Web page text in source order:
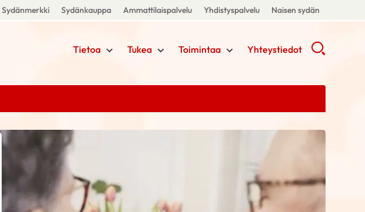
Sydänmerkki Sydänkauppa Ammattilaispalvelu Yhdistyspalvelu Naisen sydän
Tietoa Tukea Toimintaa Yhteystiedot